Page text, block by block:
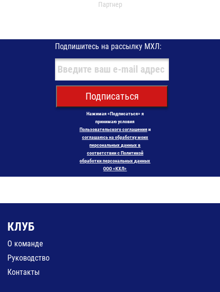
Партнер
Подпишитесь на рассылку МХЛ:
Подписаться
Нажимая «Подписаться» я
принимаю условия
Пользовательского соглашенияи
соглашаюсь на обработку моих
персональных данных в
соответствии с Политикой
обработки персональных данных
ООО «КХЛ»
КЛУБ
О команде
Руководство
Контакты